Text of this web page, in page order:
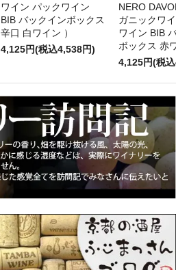
ワイン パックワイン
BIB バックインボックス
辛口 白ワイン ）
4,125円(税込4,538円)
NERO
ガニックワ
ワイン BIB
ボックス 赤
4,125円(税